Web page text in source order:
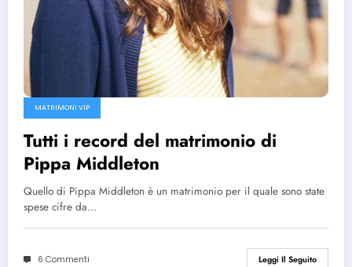
MATRIMONI VIP
Tutti i record del matrimonio di
Pippa Middleton
Quello di Pippa Middleton è un matrimonio per il quale sono state
spese cifre da…
6 Commenti Leggi Il Seguito